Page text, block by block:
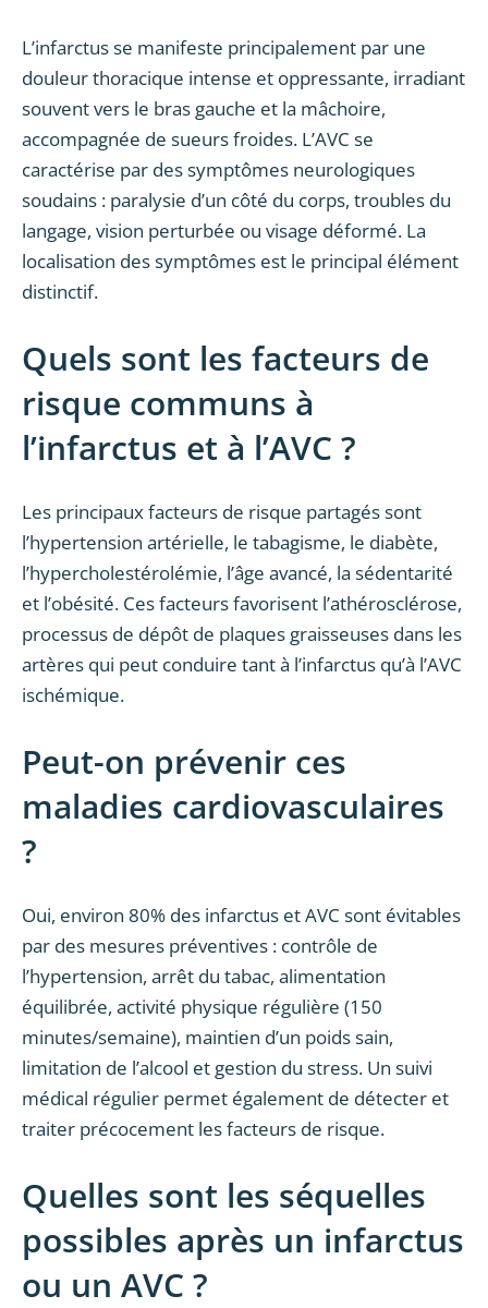
L’infarctus se manifeste principalement par une
douleur thoracique intense et oppressante, irradiant
souvent vers le bras gauche et la mâchoire,
accompagnée de sueurs froides. L’AVC se
caractérise par des symptômes neurologiques
soudains : paralysie d’un côté du corps, troubles du
langage, vision perturbée ou visage déformé. La
localisation des symptômes est le principal élément
distinctif.
Quels sont les facteurs de
risque communs à
l’infarctus et à l’AVC ?
Les principaux facteurs de risque partagés sont
l’hypertension artérielle, le tabagisme, le diabète,
l’hypercholestérolémie, l’âge avancé, la sédentarité
et l’obésité. Ces facteurs favorisent l’athérosclérose,
processus de dépôt de plaques graisseuses dans les
artères qui peut conduire tant à l’infarctus qu’à l’AVC
ischémique.
Peut-on prévenir ces
maladies cardiovasculaires
?
Oui, environ 80% des infarctus et AVC sont évitables
par des mesures préventives : contrôle de
l’hypertension, arrêt du tabac, alimentation
équilibrée, activité physique régulière (150
minutes/semaine), maintien d’un poids sain,
limitation de l’alcool et gestion du stress. Un suivi
médical régulier permet également de détecter et
traiter précocement les facteurs de risque.
Quelles sont les séquelles
possibles après un infarctus
ou un AVC ?